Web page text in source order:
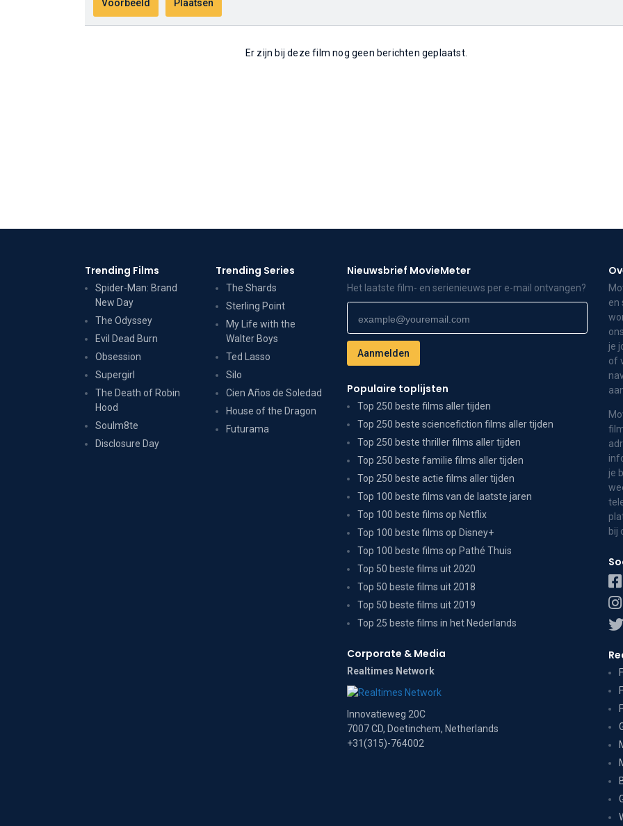
Er zijn bij deze film nog geen berichten geplaatst.
Trending Films
Spider-Man: Brand
New Day
The Odyssey
Evil Dead Burn
Obsession
Supergirl
The Death of Robin
Hood
Soulm8te
Disclosure Day
Trending Series
The Shards
Sterling Point
My Life with the
Walter Boys
Ted Lasso
Silo
Cien Años de Soledad
House of the Dragon
Futurama
Nieuwsbrief MovieMeter
Het laatste film- en serienieuws per e-mail ontvangen?
Populaire toplijsten
Top 250 beste films aller tijden
Top 250 beste sciencefiction films aller tijden
Top 250 beste thriller films aller tijden
Top 250 beste familie films aller tijden
Top 250 beste actie films aller tijden
Top 100 beste films van de laatste jaren
Top 100 beste films op Netflix
Top 100 beste films op Disney+
Top 100 beste films op Pathé Thuis
Top 50 beste films uit 2020
Top 50 beste films uit 2018
Top 50 beste films uit 2019
Top 25 beste films in het Nederlands
Corporate & Media
Realtimes Network
Innovatieweg 20C
7007 CD, Doetinchem, Netherlands
+31(315)-764002
en
je
of
je
bij